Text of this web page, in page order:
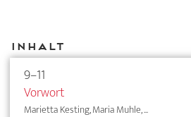
Inhalt
9–11
Vorwort
Marietta Kesting, Maria Muhle, ...